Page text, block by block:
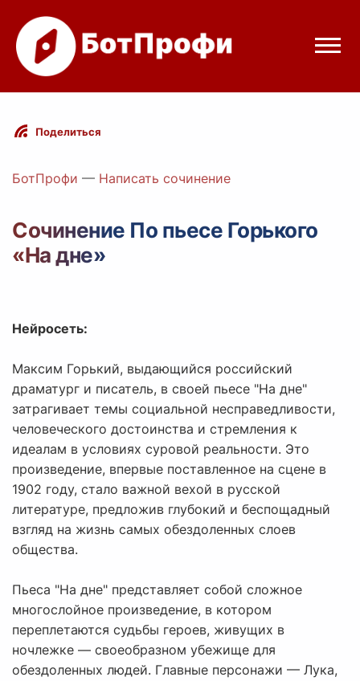
Режимы бота
Цены
Вход с Telegram
Поделиться
БотПрофи — Написать сочинение
Сочинение По пьесе Горького
«На дне»
Нейросеть:
Максим Горький, выдающийся российский
драматург и писатель, в своей пьесе "На дне"
затрагивает темы социальной несправедливости,
человеческого достоинства и стремления к
идеалам в условиях суровой реальности. Это
произведение, впервые поставленное на сцене в
1902 году, стало важной вехой в русской
литературе, предложив глубокий и беспощадный
взгляд на жизнь самых обездоленных слоев
общества.
Пьеса "На дне" представляет собой сложное
многослойное произведение, в котором
переплетаются судьбы героев, живущих в
ночлежке — своеобразном убежище для
обездоленных людей. Главные персонажи — Лука,